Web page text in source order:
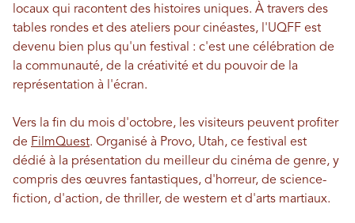
locaux qui racontent des histoires uniques. À travers des
tables rondes et des ateliers pour cinéastes, l'UQFF est
devenu bien plus qu'un festival : c'est une célébration de
la communauté, de la créativité et du pouvoir de la
représentation à l'écran.
Vers la fin du mois d'octobre, les visiteurs peuvent profiter
de FilmQuest. Organisé à Provo, Utah, ce festival est
dédié à la présentation du meilleur du cinéma de genre, y
compris des œuvres fantastiques, d'horreur, de science-
fiction, d'action, de thriller, de western et d'arts martiaux.